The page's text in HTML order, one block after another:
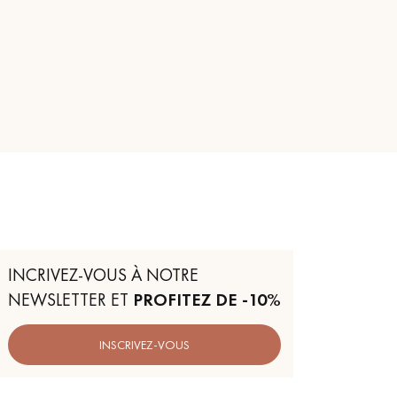
INCRIVEZ-VOUS À NOTRE
NEWSLETTER ET PROFITEZ DE -10%
INSCRIVEZ-VOUS